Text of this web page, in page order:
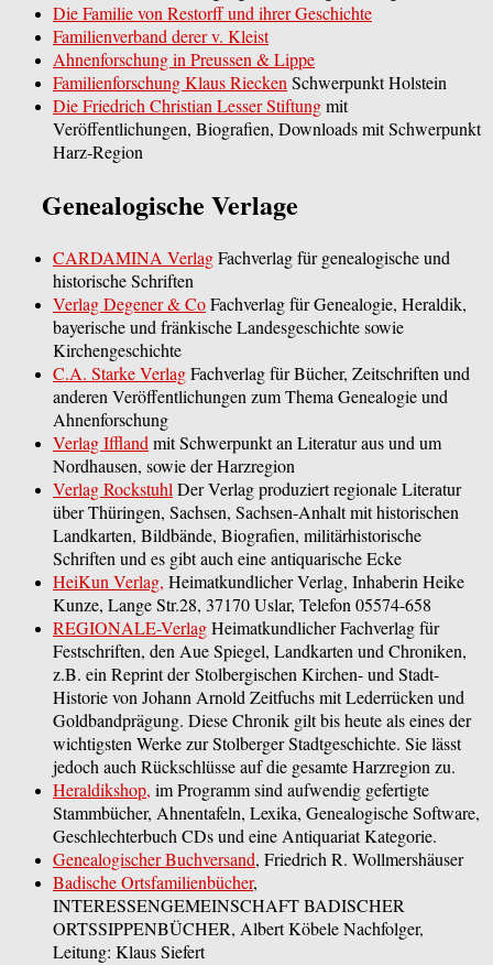
Die Familie von Restorff und ihrer Geschichte
Familienverband derer v. Kleist
Ahnenforschung in Preussen & Lippe
Familienforschung Klaus RieckenSchwerpunkt Holstein
Die Friedrich Christian Lesser Stiftungmit
Veröffentlichungen, Biografien, Downloads mit Schwerpunkt
Harz-Region
Genealogische Verlage
CARDAMINA VerlagFachverlag für genealogische und
historische Schriften
Verlag Degener & CoFachverlag für Genealogie, Heraldik,
bayerische und fränkische Landesgeschichte sowie
Kirchengeschichte
C.A. Starke VerlagFachverlag für Bücher, Zeitschriften und
anderen Veröffentlichungen zum Thema Genealogie und
Ahnenforschung
Verlag Ifflandmit Schwerpunkt an Literatur aus und um
Nordhausen, sowie der Harzregion
Verlag RockstuhlDer Verlag produziert regionale Literatur
über Thüringen, Sachsen, Sachsen-Anhalt mit historischen
Landkarten, Bildbände, Biografien, militärhistorische
Schriften und es gibt auch eine antiquarische Ecke
HeiKun Verlag, Heimatkundlicher Verlag, Inhaberin Heike
Kunze, Lange Str.28, 37170 Uslar, Telefon 05574-658
REGIONALE-VerlagHeimatkundlicher Fachverlag für
Festschriften, den Aue Spiegel, Landkarten und Chroniken,
z.B. ein Reprint der Stolbergischen Kirchen- und Stadt-
Historie von Johann Arnold Zeitfuchs mit Lederrücken und
Goldbandprägung. Diese Chronik gilt bis heute als eines der
wichtigsten Werke zur Stolberger Stadtgeschichte. Sie lässt
jedoch auch Rückschlüsse auf die gesamte Harz­region zu.
Heraldikshop, im Programm sind aufwendig gefertigte
Stammbücher, Ahnentafeln, Lexika, Genealogische Software,
Geschlechterbuch CDs und eine Antiquariat Kategorie.
Genealogischer Buchversand, Friedrich R. Wollmershäuser
Badische Ortsfamilienbücher,
INTERESSENGEMEINSCHAFT BADISCHER
ORTSSIPPENBÜCHER, Albert Köbele Nachfolger,
Leitung: Klaus Siefert